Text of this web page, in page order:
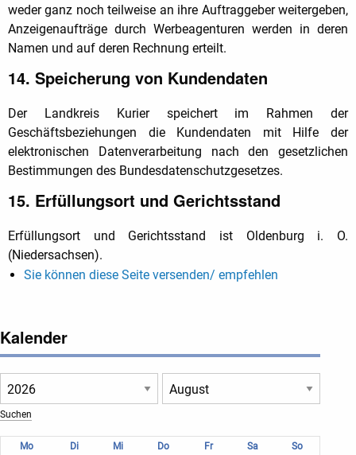
weder ganz noch teilweise an ihre Auftraggeber weitergeben,
Anzeigenaufträge durch Werbeagenturen werden in deren
Namen und auf deren Rechnung erteilt.
14. Speicherung von Kundendaten
Der Landkreis Kurier speichert im Rahmen der
Geschäftsbeziehungen die Kundendaten mit Hilfe der
elektronischen Datenverarbeitung nach den gesetzlichen
Bestimmungen des Bundesdatenschutzgesetzes.
15. Erfüllungsort und Gerichtsstand
Erfüllungsort und Gerichtsstand ist Oldenburg i. O.
(Niedersachsen).
Sie können diese Seite versenden/ empfehlen
Kalender
Mo Di Mi Do Fr Sa
So